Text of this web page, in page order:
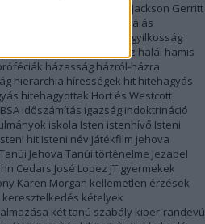
Geoffrey Jackson Gerritt
gyermekmolesztálás
gyilkosság
Hadesz halál hamis
házasság házról-házra
hierarchia hírességek hit hitehagyás
hitehagyottak Hort és Westcott
időszámítás igazság indoktrináció
iskola Isten istenhívő Isteni
hit Isteni név Játékfilm Jehova
Jehova Tanúi történelme Jezabel
Cedars José Lopez JT gyermekek
Karen Morgan kellemetlen érzések
keresztelkedés kételyek
két tanú szabály kiber-randevú